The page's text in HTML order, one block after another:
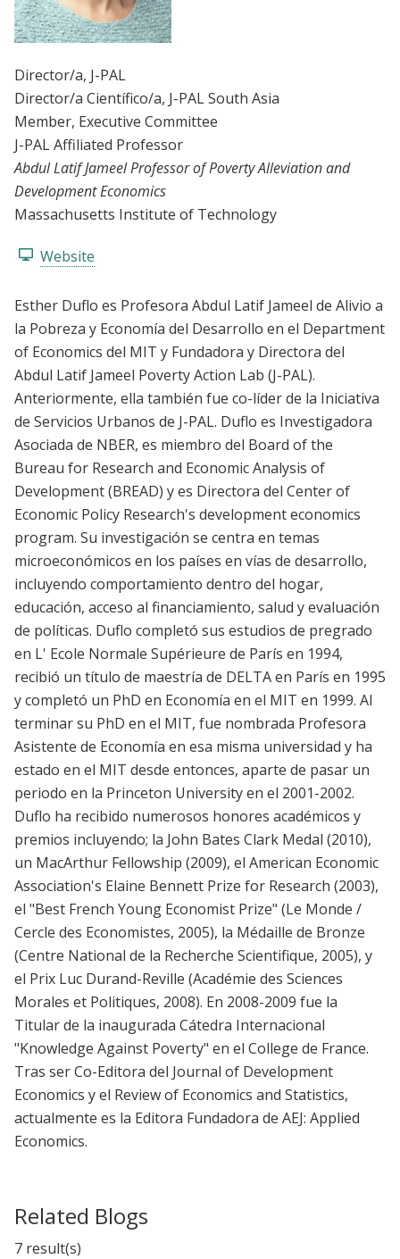
Director/a, J-PAL
Director/a Científico/a, J-PAL South Asia
Member, Executive Committee
J-PAL Affiliated Professor
Abdul Latif Jameel Professor of Poverty Alleviation and
Development Economics
Massachusetts Institute of Technology
Website
Esther Duflo es Profesora Abdul Latif Jameel de Alivio a
la Pobreza y Economía del Desarrollo en el Department
of Economics del MIT y Fundadora y Directora del
Abdul Latif Jameel Poverty Action Lab (J-PAL).
Anteriormente, ella también fue co-líder de la Iniciativa
de Servicios Urbanos de J-PAL. Duflo es Investigadora
Asociada de NBER, es miembro del Board of the
Bureau for Research and Economic Analysis of
Development (BREAD) y es Directora del Center of
Economic Policy Research's development economics
program. Su investigación se centra en temas
microeconómicos en los países en vías de desarrollo,
incluyendo comportamiento dentro del hogar,
educación, acceso al financiamiento, salud y evaluación
de políticas. Duflo completó sus estudios de pregrado
en L' Ecole Normale Supérieure de París en 1994,
recibió un título de maestría de DELTA en París en 1995
y completó un PhD en Economía en el MIT en 1999. Al
terminar su PhD en el MIT, fue nombrada Profesora
Asistente de Economía en esa misma universidad y ha
estado en el MIT desde entonces, aparte de pasar un
periodo en la Princeton University en el 2001-2002.
Duflo ha recibido numerosos honores académicos y
premios incluyendo; la John Bates Clark Medal (2010),
un MacArthur Fellowship (2009), el American Economic
Association's Elaine Bennett Prize for Research (2003),
el "Best French Young Economist Prize" (Le Monde /
Cercle des Economistes, 2005), la Médaille de Bronze
(Centre National de la Recherche Scientifique, 2005), y
el Prix Luc Durand-Reville (Académie des Sciences
Morales et Politiques, 2008). En 2008-2009 fue la
Titular de la inaugurada Cátedra Internacional
"Knowledge Against Poverty" en el College de France.
Tras ser Co-Editora del Journal of Development
Economics y el Review of Economics and Statistics,
actualmente es la Editora Fundadora de AEJ: Applied
Economics.
Related Blogs
7 result(s)